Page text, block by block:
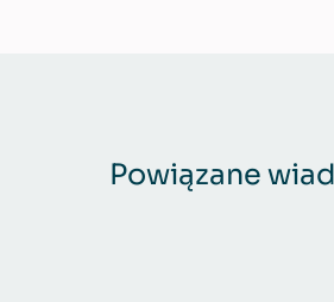
Powiązane